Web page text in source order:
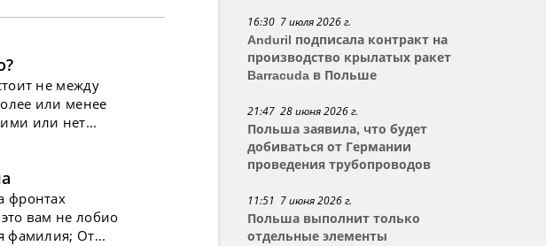
16:30 7 июля 2026 г.
Anduril подписала контракт на
производство крылатых ракет
Barracuda в Польше
21:47 28 июня 2026 г.
Польша заявила, что будет
добиваться от Германии
проведения трубопроводов
11:51 7 июня 2026 г.
Польша выполнит только
отдельные элементы
не между
или менее
или нет...
фронтах
вам не лобио
фамилия; От...